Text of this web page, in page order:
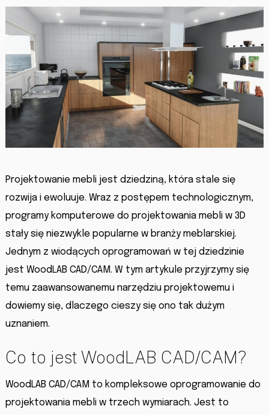
Projektowanie mebli jest dziedziną, która stale się
rozwija i ewoluuje. Wraz z postępem technologicznym,
programy komputerowe do projektowania mebli w 3D
stały się niezwykle popularne w branży meblarskiej.
Jednym z wiodących oprogramowań w tej dziedzinie
jest WoodLAB CAD/CAM. W tym artykule przyjrzymy się
temu zaawansowanemu narzędziu projektowemu i
dowiemy się, dlaczego cieszy się ono tak dużym
uznaniem.
Co to jest WoodLAB CAD/CAM?
WoodLAB CAD/CAM to kompleksowe oprogramowanie do
projektowania mebli w trzech wymiarach. Jest to